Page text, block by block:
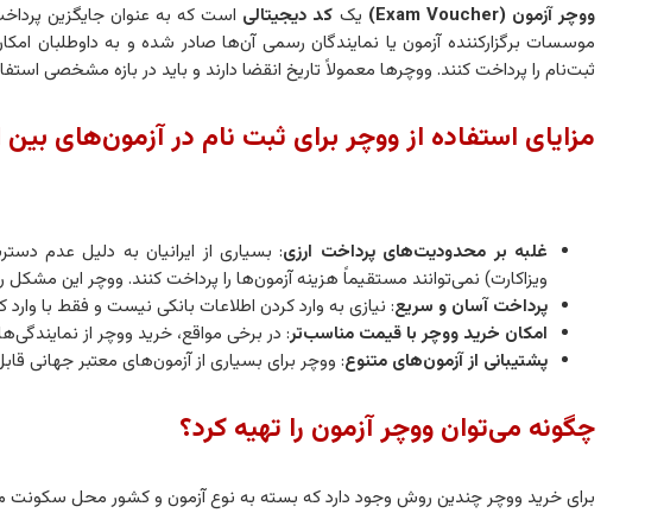
ووچر آزمون (Exam Voucher) یک کد دیجیتالی است که به عنوان جایگزین
موسسات برگزارکننده آزمون یا نمایندگان رسمی آن‌ها صادر شده و به داوطلبان
ثبت‌نام را پرداخت کنند. ووچرها معمولاً تاریخ انقضا دارند و باید در بازه مشخصی
مزایای استفاده از ووچر برای ثبت نام در آزمون‌های بین
غلبه بر محدودیت‌های پرداخت ارزی: بسیاری از ایرانیان به دلیل عدم
ویزاکارت) نمی‌توانند مستقیماً هزینه آزمون‌ها را پرداخت کنند. ووچر این
پرداخت آسان و سریع: نیازی به وارد کردن اطلاعات بانکی نیست و فقط با
امکان خرید ووچر با قیمت مناسب‌تر: در برخی مواقع، خرید ووچر از
پشتیبانی از آزمون‌های متنوع: ووچر برای بسیاری از آزمون‌های معتبر جهانی
چگونه می‌توان ووچر آزمون را تهیه کرد؟
برای خرید ووچر چندین روش وجود دارد که بسته به نوع آزمون و کشور محل سکونت